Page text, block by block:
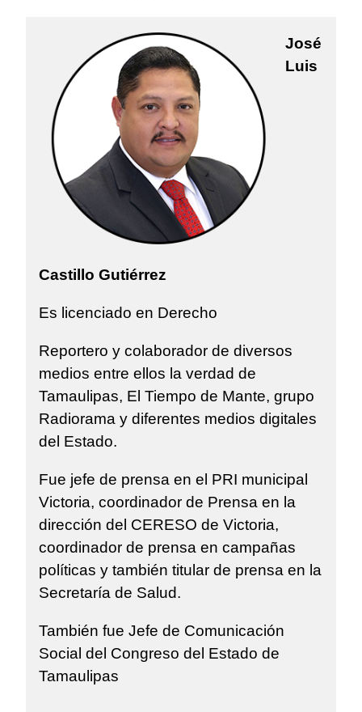
José
Luis
Castillo Gutiérrez
Es licenciado en Derecho
Reportero y colaborador de diversos
medios entre ellos la verdad de
Tamaulipas, El Tiempo de Mante, grupo
Radiorama y diferentes medios digitales
del Estado.
Fue jefe de prensa en el PRI municipal
Victoria, coordinador de Prensa en la
dirección del CERESO de Victoria,
coordinador de prensa en campañas
políticas y también titular de prensa en la
Secretaría de Salud.
También fue Jefe de Comunicación
Social del Congreso del Estado de
Tamaulipas